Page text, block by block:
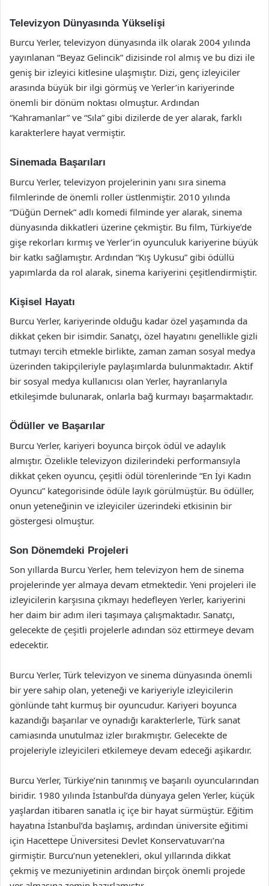
Televizyon Dünyasında Yükselişi
Burcu Yerler, televizyon dünyasında ilk olarak 2004 yılında
yayınlanan “Beyaz Gelincik” dizisinde rol almış ve bu dizi ile
geniş bir izleyici kitlesine ulaşmıştır. Dizi, genç izleyiciler
arasında büyük bir ilgi görmüş ve Yerler’in kariyerinde
önemli bir dönüm noktası olmuştur. Ardından
“Kahramanlar” ve “Sıla” gibi dizilerde de yer alarak, farklı
karakterlere hayat vermiştir.
Sinemada Başarıları
Burcu Yerler, televizyon projelerinin yanı sıra sinema
filmlerinde de önemli roller üstlenmiştir. 2010 yılında
“Düğün Dernek” adlı komedi filminde yer alarak, sinema
dünyasında dikkatleri üzerine çekmiştir. Bu film, Türkiye’de
gişe rekorları kırmış ve Yerler’in oyunculuk kariyerine büyük
bir katkı sağlamıştır. Ardından “Kış Uykusu” gibi ödüllü
yapımlarda da rol alarak, sinema kariyerini çeşitlendirmiştir.
Kişisel Hayatı
Burcu Yerler, kariyerinde olduğu kadar özel yaşamında da
dikkat çeken bir isimdir. Sanatçı, özel hayatını genellikle gizli
tutmayı tercih etmekle birlikte, zaman zaman sosyal medya
üzerinden takipçileriyle paylaşımlarda bulunmaktadır. Aktif
bir sosyal medya kullanıcısı olan Yerler, hayranlarıyla
etkileşimde bulunarak, onlarla bağ kurmayı başarmaktadır.
Ödüller ve Başarılar
Burcu Yerler, kariyeri boyunca birçok ödül ve adaylık
almıştır. Özelikle televizyon dizilerindeki performansıyla
dikkat çeken oyuncu, çeşitli ödül törenlerinde “En İyi Kadın
Oyuncu” kategorisinde ödüle layık görülmüştür. Bu ödüller,
onun yeteneğinin ve izleyiciler üzerindeki etkisinin bir
göstergesi olmuştur.
Son Dönemdeki Projeleri
Son yıllarda Burcu Yerler, hem televizyon hem de sinema
projelerinde yer almaya devam etmektedir. Yeni projeleri ile
izleyicilerin karşısına çıkmayı hedefleyen Yerler, kariyerini
her daim bir adım ileri taşımaya çalışmaktadır. Sanatçı,
gelecekte de çeşitli projelerle adından söz ettirmeye devam
edecektir.
Burcu Yerler, Türk televizyon ve sinema dünyasında önemli
bir yere sahip olan, yeteneği ve kariyeriyle izleyicilerin
gönlünde taht kurmuş bir oyuncudur. Kariyeri boyunca
kazandığı başarılar ve oynadığı karakterlerle, Türk sanat
camiasında unutulmaz izler bırakmıştır. Gelecekte de
projeleriyle izleyicileri etkilemeye devam edeceği aşikardır.
Burcu Yerler, Türkiye’nin tanınmış ve başarılı oyuncularından
biridir. 1980 yılında İstanbul’da dünyaya gelen Yerler, küçük
yaşlardan itibaren sanatla iç içe bir hayat sürmüştür. Eğitim
hayatına İstanbul’da başlamış, ardından üniversite eğitimi
için Hacettepe Üniversitesi Devlet Konservatuvarı’na
girmiştir. Burcu’nun yetenekleri, okul yıllarında dikkat
çekmiş ve mezuniyetinin ardından birçok önemli projede